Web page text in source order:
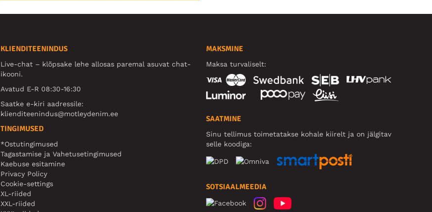
KLIENDITEENINDUS
Live-chat – klõpsake lehe allosas paremal asuvat chat-
ikooni.
Avatud E-R 08:30-16:30
Saatke e-kiri aadressile:
klienditeenindus@motleydenim.ee
TINGIMUSED
*Ostutingimused
Tagastamise ja Vahetusetingimused
Kaebuse esitamine
Privacy Policy
Cookie-settings
XL-riided
XXL-riided
MAKSMINE
Maksa turvaliselt:
SAATMINE
Sinu tellimus toimetatakse kohale kiirelt ja on jälgitav
selle koodiga:
SOTSIAALMEEDIA